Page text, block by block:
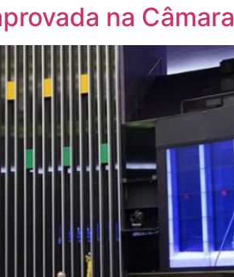
na Câmara